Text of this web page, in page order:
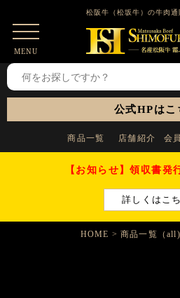
松阪牛（松坂牛）の牛肉
MENU
公式HPはこ
商品一覧 店舗紹介 会
【お知らせ】領収書発
詳しくはこ
HOME 商品一覧（all)